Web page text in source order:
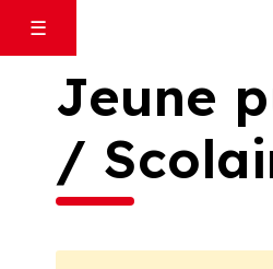
content
×
14e édition
Films de l’année
☰
Jeune
/